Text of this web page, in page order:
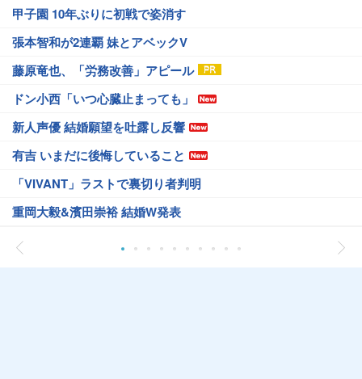
甲子園 10年ぶりに初戦で姿消す
張本智和が2連覇 妹とアベックV
藤原竜也、「労務改善」アピール
ドン小西「いつ心臓止まっても」
新人声優 結婚願望を吐露し反響
有吉 いまだに後悔していること
「VIVANT」ラストで裏切り者判明
重岡大毅&濱田崇裕 結婚W発表